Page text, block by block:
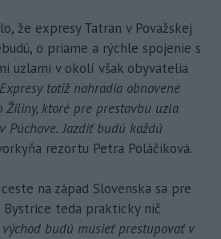
že expresy Tatran v Považskej
o priame a rýchle spojenie s
uzlami v okolí však obyvatelia
Expresy totiž nahradia obnovené
Žiliny, ktoré pre prestavbu uzla
Púchove. Jazdiť budú každú
rezortu Petra Poláčiková.
na západ Slovenska sa pre
Bystrice teda prakticky nič
budú musieť prestupovať v